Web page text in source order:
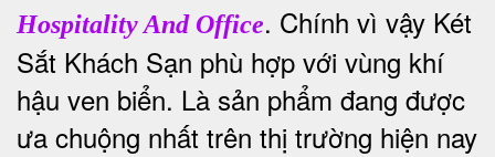
Hospitality And Office. Chính vì vậy Két
Sắt Khách Sạn phù hợp với vùng khí
hậu ven biển. Là sản phẩm đang được
ưa chuộng nhất trên thị trường hiện nay